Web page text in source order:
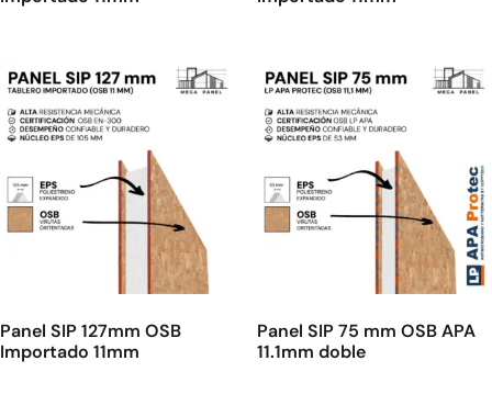
Panel SIP 127mm OSB
Importado 11mm
Panel SIP 75 mm OSB APA
11.1mm doble